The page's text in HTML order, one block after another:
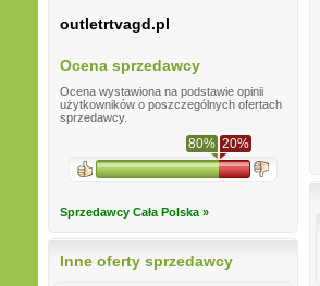
outletrtvagd.pl
Ocena sprzedawcy
Ocena wystawiona na podstawie opinii
użytkowników o poszczególnych ofertach
sprzedawcy.
80% 20%
Sprzedawcy Cała Polska »
Inne oferty sprzedawcy